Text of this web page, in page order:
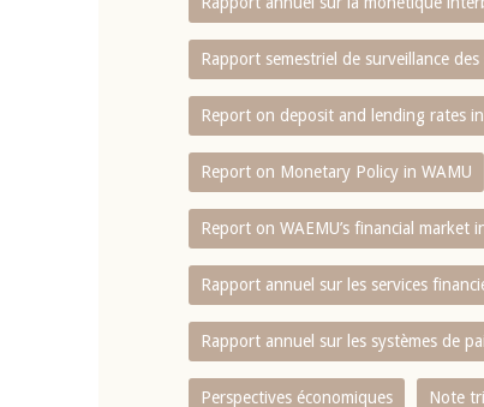
Rapport semestriel de surveillance
Report on deposit and lending rates
Report on Monetary Policy in WAMU
Report on WAEMU’s financial
Rapport annuel sur les services
Rapport annuel sur les systèmes de
Perspectives économiques Note
d'ouverture du Comité de
Monétaire de la BCEAO du 4
2026, prononcée par son Président
Jean-Claude Kassi BROU
22 juillet 2026
Mot
Claude Kassi
de
de la BCEAO